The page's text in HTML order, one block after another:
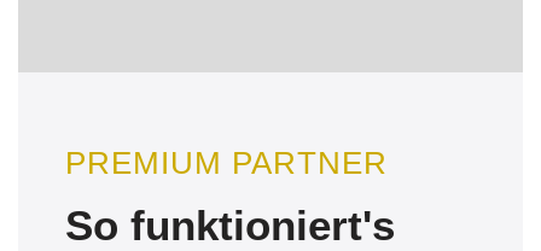
PREMIUM PARTNER
So funktioniert's